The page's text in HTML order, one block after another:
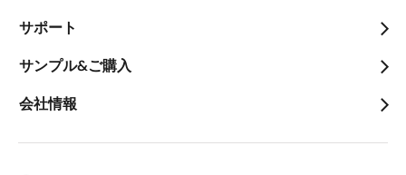
サポート
サンプル&ご購入
会社情報
Enter a full or partial package number.